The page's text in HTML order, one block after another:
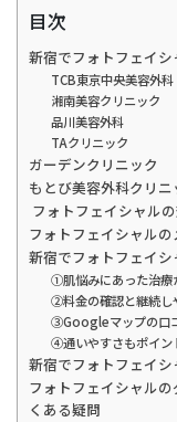
目次
新宿でフォトフェイ
TCB東京中央美容外科
湘南美容クリニック
品川美容外科
TAクリニック
ガーデンクリニック
もとび美容外科クリニ
フォトフェイシャル
フォトフェイシャル
新宿でフォトフェイ
①肌悩みにあった治療
②料金の確認と継続し
③Googleマップの口
④通いやすさもポイン
新宿でフォトフェイ
フォトフェイシャル
くある疑問